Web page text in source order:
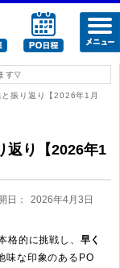
す
振り返り【2026年1月
返り【2026年1
日： 2026年4月3日
的に挑戦し、 早く
味な印象のあるPO